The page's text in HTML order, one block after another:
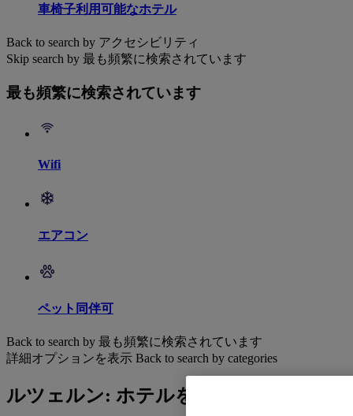
車椅子利用可能なホテル
Back to search by アクセシビリティ
Skip search by 最も頻繁に検索されています
最も頻繁に検索されています
Wifi
エアコン
ペット同伴可
Back to search by 最も頻繁に検索されています
詳細オプションを表示 Back to search by categories
ルツェルン: ホテルを検索する